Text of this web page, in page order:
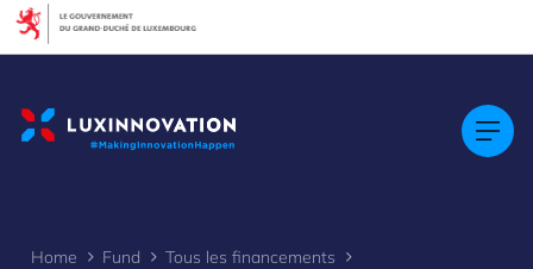
Home Fund
Tous les financements
Cookies management panel